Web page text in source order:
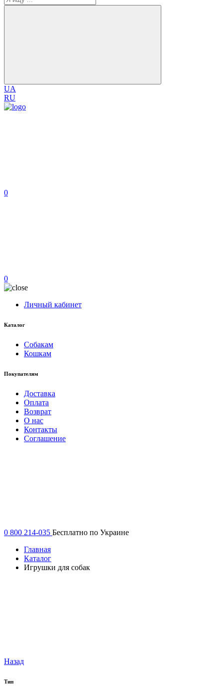
UA
RU
0
0
Личный кабинет
Каталог
Собакам
Кошкам
Покупателям
Доставка
Оплата
Возврат
О нас
Контакты
Соглашение
0 800 214-035 Бесплатно по Украине
Главная
Каталог
Игрушки для собак
Назад
Тип